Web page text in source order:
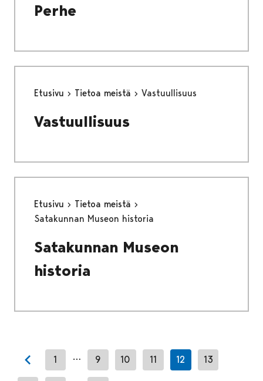
Perhe
Etusivu Tietoa meistä Vastuullisuus
Vastuullisuus
Etusivu
Tietoa meistä
Satakunnan Museon historia
Satakunnan Museon
historia
Previous page
1 … 9 10 11 12 13